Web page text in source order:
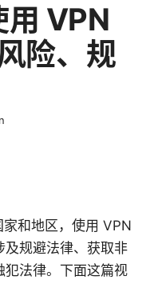
VPN
险、规
和地区，使用 VPN
及规避法律、获取非
犯法律。下面这篇视